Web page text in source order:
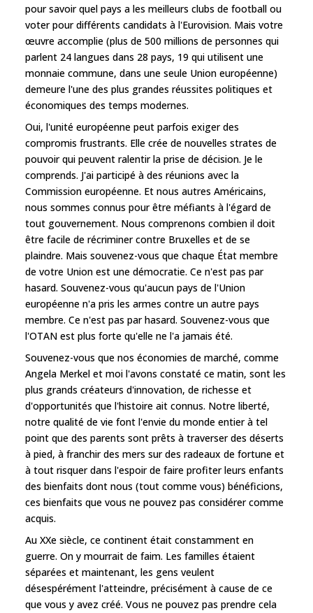
pour savoir quel pays a les meilleurs clubs de football ou
voter pour différents candidats à l'Eurovision. Mais votre
œuvre accomplie (plus de 500 millions de personnes qui
parlent 24 langues dans 28 pays, 19 qui utilisent une
monnaie commune, dans une seule Union européenne)
demeure l'une des plus grandes réussites politiques et
économiques des temps modernes.
Oui, l'unité européenne peut parfois exiger des
compromis frustrants. Elle crée de nouvelles strates de
pouvoir qui peuvent ralentir la prise de décision. Je le
comprends. J'ai participé à des réunions avec la
Commission européenne. Et nous autres Américains,
nous sommes connus pour être méfiants à l'égard de
tout gouvernement. Nous comprenons combien il doit
être facile de récriminer contre Bruxelles et de se
plaindre. Mais souvenez-vous que chaque État membre
de votre Union est une démocratie. Ce n'est pas par
hasard. Souvenez-vous qu'aucun pays de l'Union
européenne n'a pris les armes contre un autre pays
membre. Ce n'est pas par hasard. Souvenez-vous que
l'OTAN est plus forte qu'elle ne l'a jamais été.
Souvenez-vous que nos économies de marché, comme
Angela Merkel et moi l'avons constaté ce matin, sont les
plus grands créateurs d'innovation, de richesse et
d'opportunités que l'histoire ait connus. Notre liberté,
notre qualité de vie font l'envie du monde entier à tel
point que des parents sont prêts à traverser des déserts
à pied, à franchir des mers sur des radeaux de fortune et
à tout risquer dans l'espoir de faire profiter leurs enfants
des bienfaits dont nous (tout comme vous) bénéficions,
ces bienfaits que vous ne pouvez pas considérer comme
acquis.
Au XXe siècle, ce continent était constamment en
guerre. On y mourrait de faim. Les familles étaient
séparées et maintenant, les gens veulent
désespérément l'atteindre, précisément à cause de ce
que vous y avez créé. Vous ne pouvez pas prendre cela